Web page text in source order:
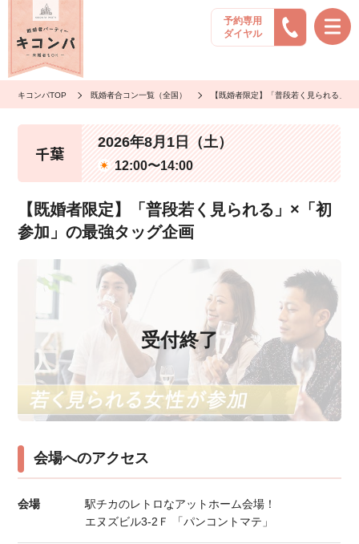
予約専用
ダイヤル
キコンパTOP 既婚者合コン一覧（全国） 【既婚者限定】「普段若く見られる」×
千葉
2026年8月1日（土）
12:00〜14:00
【既婚者限定】「普段若く見られる」×「初
参加」の最強タッグ企画
受付終了
会場へのアクセス
会場
駅チカのレトロなアットホーム会場！
エヌズビル3-2Ｆ 「パンコントマテ」